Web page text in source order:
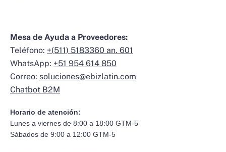
Mesa de Ayuda a Proveedores:
Teléfono: +(511) 5183360 an. 601
WhatsApp: +51 954 614 850
Correo: soluciones@ebizlatin.com
Chatbot B2M
Horario de atención:
Lunes a viernes de 8:00 a 18:00 GTM-5
Sábados de 9:00 a 12:00 GTM-5